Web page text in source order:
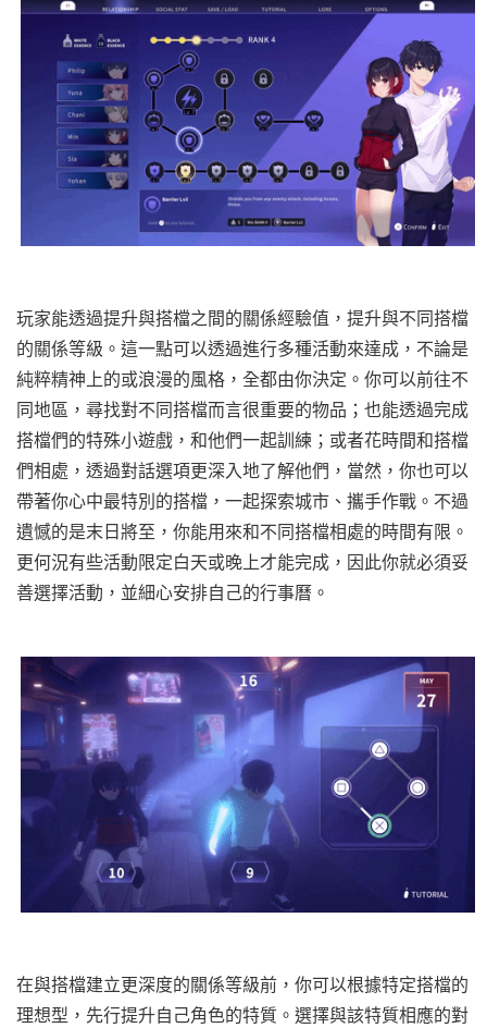
玩家能透過提升與搭檔之間的關係經驗值，提升與不同搭檔
的關係等級。這一點可以透過進行多種活動來達成，不論是
純粹精神上的或浪漫的風格，全都由你決定。你可以前往不
同地區，尋找對不同搭檔而言很重要的物品；也能透過完成
搭檔們的特殊小遊戲，和他們一起訓練；或者花時間和搭檔
們相處，透過對話選項更深入地了解他們，當然，你也可以
帶著你心中最特別的搭檔，一起探索城市、攜手作戰。不過
遺憾的是末日將至，你能用來和不同搭檔相處的時間有限。
更何況有些活動限定白天或晚上才能完成，因此你就必須妥
善選擇活動，並細心安排自己的行事曆。
在與搭檔建立更深度的關係等級前，你可以根據特定搭檔的
理想型，先行提升自己角色的特質。選擇與該特質相應的對